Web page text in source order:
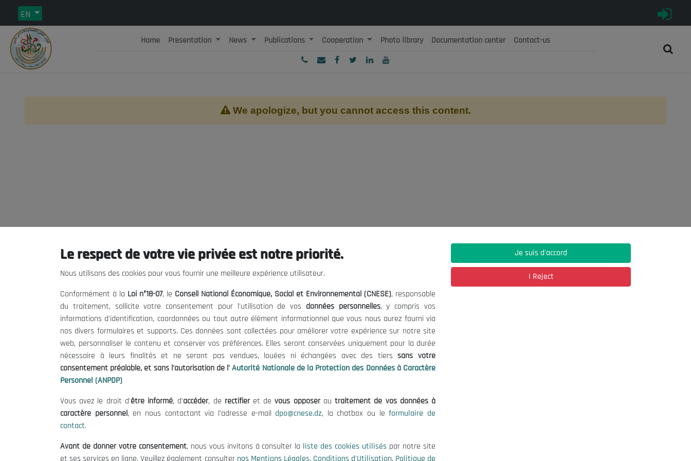
EN
République Algérienne Démocratique et Populaire الجزائرية الديمقراطية الشعبية
Home Presentation News Publications Cooperation Photo library Documentation center Contact-us
We apologize, but you cannot access this content.
THE NESEC
The President
Organisation
Publications
Useful Informations
Legal Notices
Terms of Use
Data Protection Policy
Cookie Policy
contact@cnese.dz
Suggestions or Initiatives?
Newsletter
Inscrivez-vous, soyez le premier à découvrir
nos dernières nouvelles.
Address
03, Rue Hassane Ibn Naamane Les Vergers
Follow Us!
© 2026 National Economic, Social and Environmental Council (NESC)
Le respect de votre vie privée est notre priorité.
Nous utilisons des cookies pour vous fournir une meilleure expérience utilisateur.
Conformément à la Loi n°18-07, le Conseil National Économique, Social et Environnemental (CNESE), responsable
du traitement, sollicite votre consentement pour l'utilisation de vos données personnelles, y compris vos
informations d'identification, coordonnées ou tout autre élément informationnel que vous nous aurez fourni via
nos divers formulaires et supports. Ces données sont collectées pour améliorer votre expérience sur notre site
web, personnaliser le contenu et conserver vos préférences. Elles seront conservées uniquement pour la durée
nécessaire à leurs finalités et ne seront pas vendues, louées ni échangées avec des tierssans votre
consentement préalable, et sans l'autorisation de l' Autorité Nationale de la Protection des Données à Caractère
Personnel (ANPDP)
Vous avez le droit d'être informé, d'accéder, de rectifieret devous opposerautraitement de vos données à
caractère personnel, en nous contactant via l'adresse e-mail dpo@cnese.dz, la chatbox ou leformulaire de
contact.
Avant de donner votre consentement, nous vous invitons à consulter la liste des cookies utilisés par notre site
et ses services en ligne. Veuillez également consulter nos Mentions Légales, Conditions d'Utilisation, Politique de
Je suis d'accord
I Reject